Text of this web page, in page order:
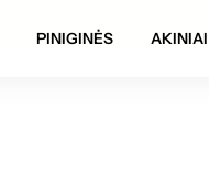
PINIGINĖS AKINIAI